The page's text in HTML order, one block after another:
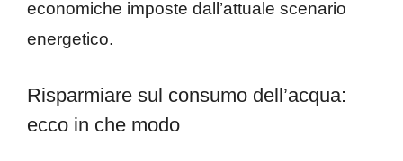
economiche imposte dall’attuale scenario
energetico.
Risparmiare sul consumo dell’acqua:
ecco in che modo